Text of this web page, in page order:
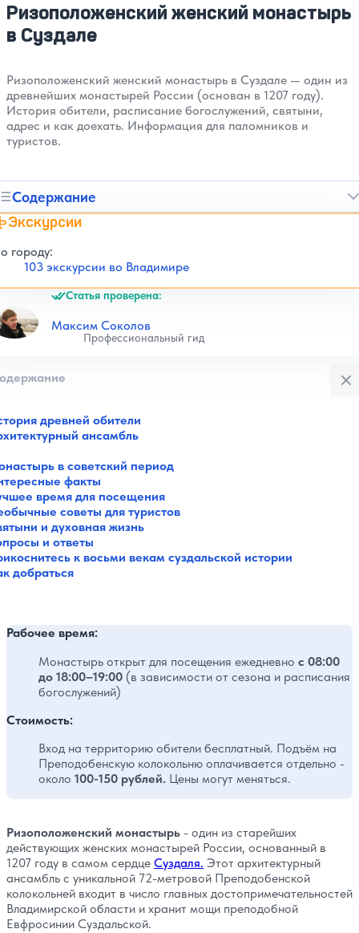
Ризоположенский женский монастырь
в Суздале
Ризоположенский женский монастырь в Суздале — один из
древнейших монастырей России (основан в 1207 году).
История обители, расписание богослужений, святыни,
адрес и как доехать. Информация для паломников и
туристов.
Содержание
Экскурсии
городу:
103 экскурсии во Владимире
Статья проверена:
Максим Соколов
Профессиональный гид
древней обители
ансамбль
в советский период
факты
время для посещения
советы для туристов
и духовная жизнь
и ответы
к восьми векам суздальской истории
добраться
Рабочее время:
Монастырь открыт для посещения ежедневно с 08:00
до 18:00–19:00 (в зависимости от сезона и расписания
богослужений)
Стоимость:
Вход на территорию обители бесплатный. Подъём на
Преподобенскую колокольню оплачивается отдельно -
около 100-150 рублей. Цены могут меняться.
Ризоположенский монастырь - один из старейших
действующих женских монастырей России, основанный в
1207 году в самом сердце Суздаля. Этот архитектурный
ансамбль с уникальной 72-метровой Преподобенской
колокольней входит в число главных достопримечательностей
Владимирской области и хранит мощи преподобной
Евфросинии Суздальской.